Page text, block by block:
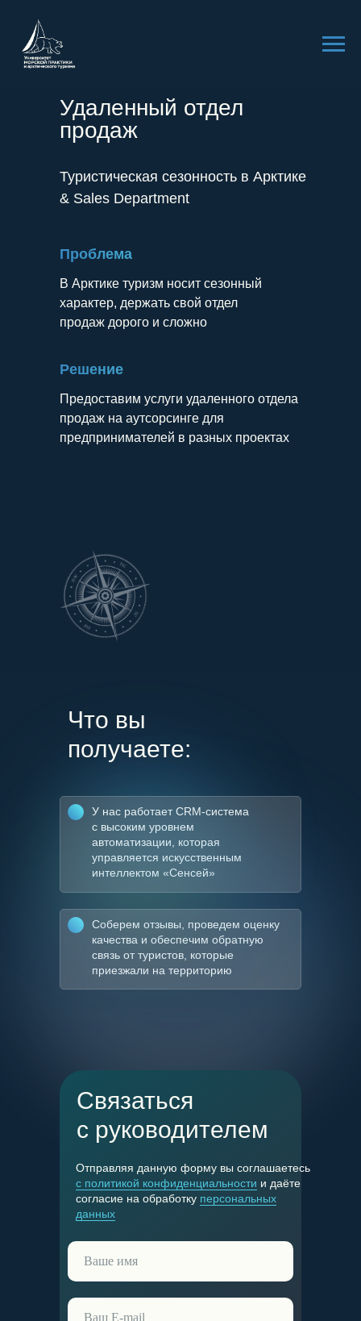
Решение
Предоставим услуги удаленного отдела
продаж на аутсорсинге для
предпринимателей в разных проектах
Проблема
В Арктике туризм носит сезонный
характер, держать свой отдел
продаж дорого и сложно
Туристическая сезонность в Арктике
& Sales Department
Удаленный отдел
продаж
Что вы
получаете:
У нас работает CRM-система
с высоким уровнем
автоматизации, которая
управляется искусственным
интеллектом «Сенсей»
Соберем отзывы, проведем оценку
качества и обеспечим обратную
связь от туристов, которые
приезжали на территорию
Связаться
с руководителем
Отправляя данную форму вы соглашаетесь
с политикой конфиденциальности и даёте
согласие на обработку персональных
данных